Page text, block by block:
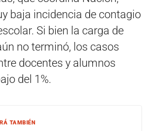
baja incidencia de contagio
Si bien la carga de
no terminó, los casos
docentes y alumnos
del 1%.
TAMBIÉN